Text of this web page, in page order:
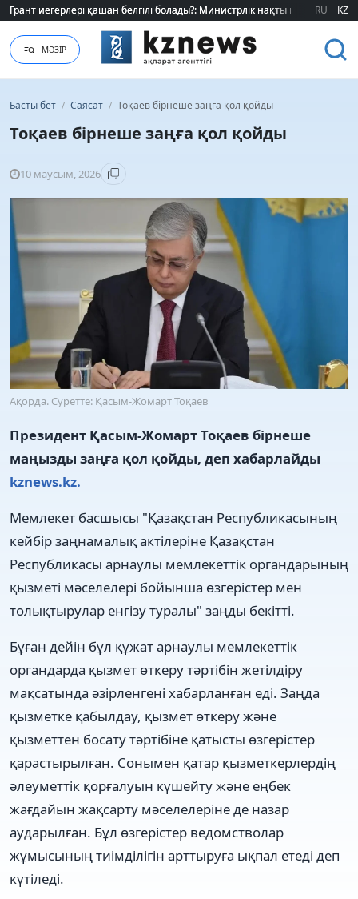
Грант иегерлері қашан белгілі болады?: Министрлік нақты мерзімді
Грант иегерлері қашан белгілі болады?: Министрлік нақты мерзімді
RU KZ
МӘЗІР
Басты бет / Саясат / Тоқаев бірнеше заңға қол қойды
Тоқаев бірнеше заңға қол қойды
10 маусым, 2026
Ақорда. Суретте: Қасым-Жомарт Тоқаев
Президент Қасым-Жомарт Тоқаев бірнеше
маңызды заңға қол қойды, деп хабарлайды
kznews.kz.
Мемлекет басшысы "Қазақстан Республикасының
кейбір заңнамалық актілеріне Қазақстан
Республикасы арнаулы мемлекеттік органдарының
қызметі мәселелері бойынша өзгерістер мен
толықтырулар енгізу туралы" заңды бекітті.
Бұған дейін бұл құжат арнаулы мемлекеттік
органдарда қызмет өткеру тәртібін жетілдіру
мақсатында әзірленгені хабарланған еді. Заңда
қызметке қабылдау, қызмет өткеру және
қызметтен босату тәртібіне қатысты өзгерістер
қарастырылған. Сонымен қатар қызметкерлердің
әлеуметтік қорғалуын күшейту және еңбек
жағдайын жақсарту мәселелеріне де назар
аударылған. Бұл өзгерістер ведомстволар
жұмысының тиімділігін арттыруға ықпал етеді деп
күтіледі.